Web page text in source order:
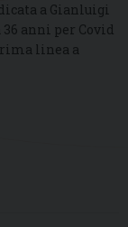
a Gianluigi
36 anni per Covid
linea a